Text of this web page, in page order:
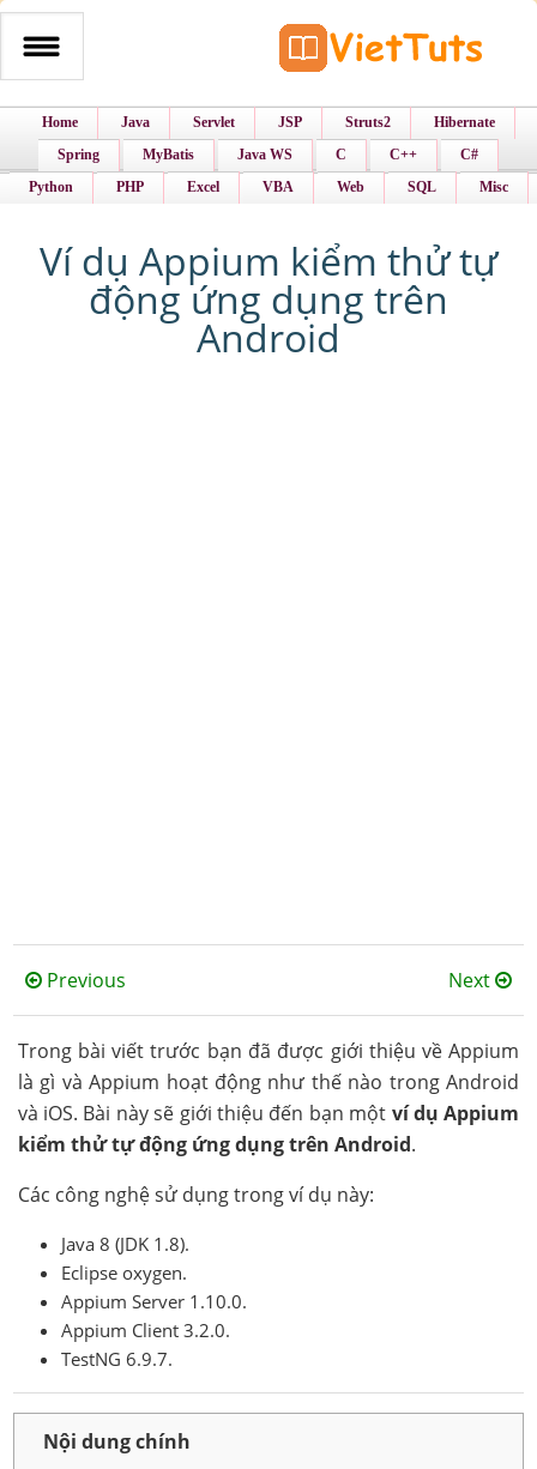
Home Java Servlet JSP Struts2
Hibernate
Spring
MyBatis Java WS C C++
C#
Python
PHP Excel VBA Web SQL Misc
Ví dụ Appium kiểm thử tự
động ứng dụng trên
Android
Previous Next
Trong bài viết trước bạn đã được giới thiệu về Appium
là gì và Appium hoạt động như thế nào trong Android
và iOS. Bài này sẽ giới thiệu đến bạn một ví dụ Appium
kiểm thử tự động ứng dụng trên Android.
Các công nghệ sử dụng trong ví dụ này:
Java 8 (JDK 1.8).
Eclipse oxygen.
Appium Server 1.10.0.
Appium Client 3.2.0.
TestNG 6.9.7.
Nội dung chính